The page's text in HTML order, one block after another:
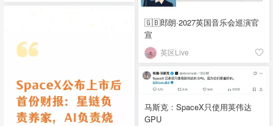
🇬🇧郎朗·2027英国音乐会巡演官
宣
英区Live
马斯克：SpaceX只使用英伟达
GPU